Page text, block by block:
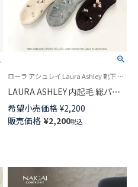
ローラ アシュレイ Laura Ashley 靴下 部屋履き ルームソックス 冬
LAURA ASHLEY 内起毛 総パイ
ル 毛混クルー丈 ルームソック
ス マグノリアグローブ柄 レデ
ィース 03358703
希望小売価格 ¥2,200
販売価格 ¥2,200税込